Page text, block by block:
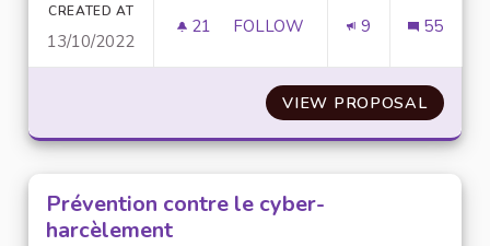
CREATED AT
13/10/2022
21 21 FOLLOWERS
FOLLOW 9 55
VIEW PROPOSAL
Prévention contre le cyber-
harcèlement